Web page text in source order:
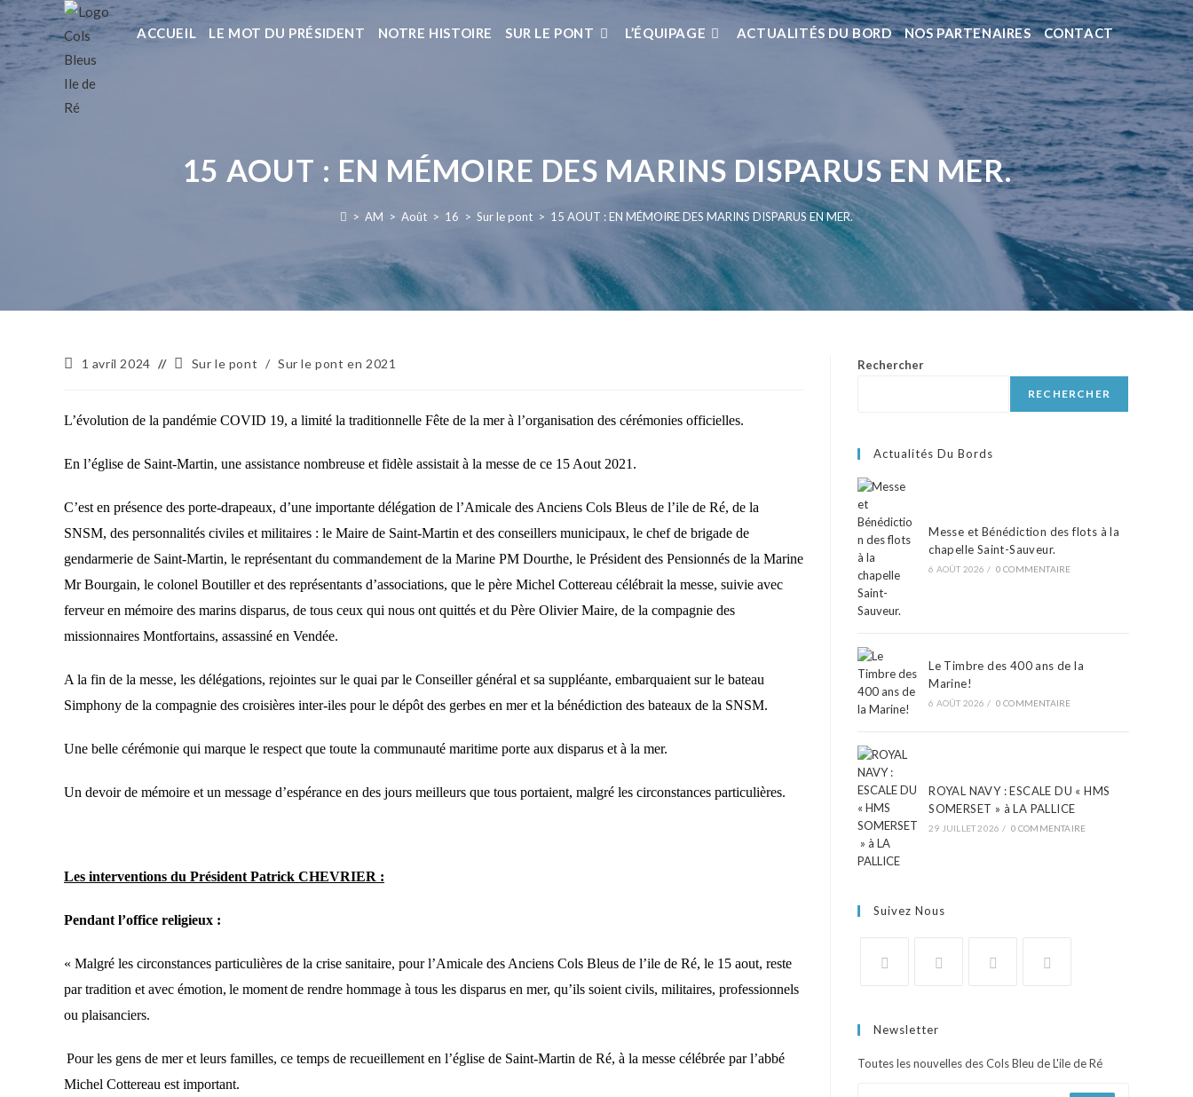
ACCUEIL LE MOT DU PRÉSIDENT NOTRE HISTOIRE SUR LE PONT L’ÉQUIPAGE ACTUALITÉS DU BORD NOS PARTENAIRES CONTACT
15 AOUT : EN MÉMOIRE DES MARINS DISPARUS EN MER.
> AM > Août > 16 > Sur le pont > 15 AOUT : EN MÉMOIRE DES MARINS DISPARUS EN MER.
1 avril 2024 Sur le pont / Sur le pont en 2021
L’évolution de la pandémie COVID 19, a limité la traditionnelle Fête de la mer à l’organisation des cérémonies officielles.
En l’église de Saint-Martin, une assistance nombreuse et fidèle assistait à la messe de ce 15 Aout 2021.
C’est en présence des porte-drapeaux, d’une importante délégation de l’Amicale des Anciens Cols Bleus de l’ile de Ré, de la
SNSM, des personnalités civiles et militaires : le Maire de Saint-Martin et des conseillers municipaux, le chef de brigade de
gendarmerie de Saint-Martin, le représentant du commandement de la Marine PM Dourthe, le Président des Pensionnés de la Marine
MrBourgain, le colonel Boutiller et des représentants d’associations, que le père Michel Cottereau célébrait la messe, suivie avec
ferveur en mémoire des marins disparus, de tous ceux qui nous ont quittés et du Père Olivier Maire, de la compagnie des
missionnaires Montfortains, assassiné en Vendée.
A la fin de la messe, les délégations, rejointes sur le quai par le Conseiller général et sa suppléante, embarquaient sur le bateau
Simphony de la compagnie des croisières inter-iles pour le dépôt des gerbes en mer et la bénédiction des bateaux de la SNSM.
Une belle cérémonie qui marque le respect que toute la communauté maritime porte aux disparus et à la mer.
Un devoir de mémoire et un message d’espérance en des jours meilleurs que tous portaient, malgré les circonstances particulières.
Les interventions du Président Patrick CHEVRIER :
Pendant l’office religieux :
« Malgré les circonstances particulières de la crise sanitaire, pourl’Amicale des Anciens Cols Bleus de l’ile de Ré, le 15 aout, reste
par tradition et avec émotion, le momentde rendre hommage à tous les disparus en mer, qu’ils soient civils, militaires, professionnels
ou plaisanciers.
Pourles gens de mer et leurs familles, ce temps de recueillement en l’église de Saint-Martin de Ré, à la messe célébrée parl’abbé
Michel Cottereau est important.
Rechercher
RECHERCHER
Actualités Du Bords
Messe et Bénédiction des flots à la
chapelle Saint-Sauveur.
6 AOÛT 2026 / 0 COMMENTAIRE
Le Timbre des 400 ans de la
Marine!
6 AOÛT 2026 / 0 COMMENTAIRE
ROYAL NAVY : ESCALE DU « HMS
SOMERSET » à LA PALLICE
29 JUILLET 2026 / 0 COMMENTAIRE
Suivez Nous
Newsletter
Toutes les nouvelles des Cols Bleu de L'ile de Ré